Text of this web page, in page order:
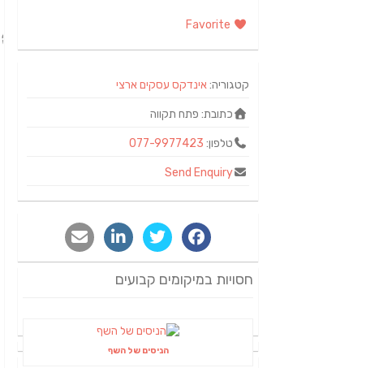
קטגוריה:אינדקס עסקים ארצי
כתובת: פתח תקווה
טלפון: 077-9977423
Send Enquiry
חסויות במיקומים קבועים
הניסים של השף